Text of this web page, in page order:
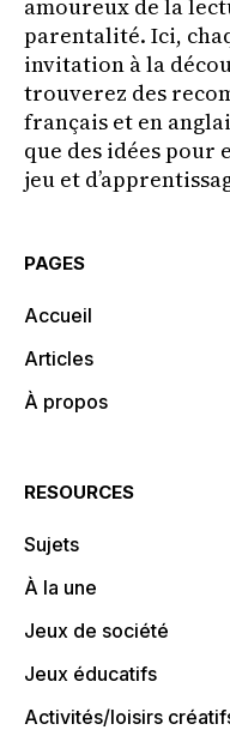
amoureux de la
parentalité. Ici,
invitation à la
trouverez des
français et en
que des idées
jeu et
PAGES
Accueil
Articles
À propos
RESOURCES
Sujets
À la une
Jeux de société
Jeux éducatifs
Activités/loisirs